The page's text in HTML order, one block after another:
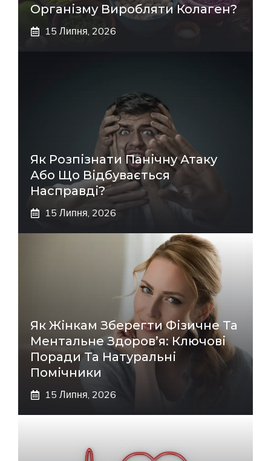
Організму Виробляти Колаген?
15 Липня, 2026
Як Розпізнати Панічну Атаку
Або Що Відбувається
Насправді?
15 Липня, 2026
Як Жінкам Зберегти Фізичне Та
Ментальне Здоров’я: Ключові
Поради Та Натуральні
Помічники
15 Липня, 2026